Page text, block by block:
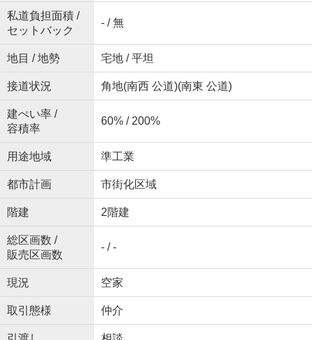
私道負担面積 /
セットバック
- / 無
地目 / 地勢 宅地 / 平坦
接道状況 角地(南西 公道)(南東 公道)
建ぺい率 /
容積率
60% / 200%
用途地域 準工業
都市計画 市街化区域
階建 2階建
総区画数 /
販売区画数
- / -
現況 空家
取引態様 仲介